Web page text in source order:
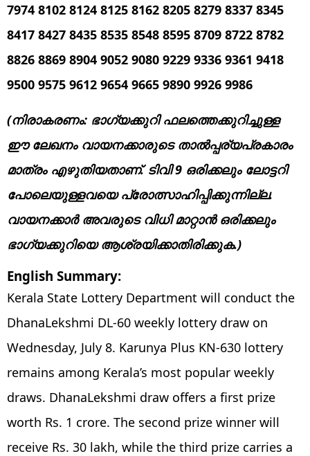
7974 8102 8124 8125 8162 8205 8279 8337 8345
8417 8427 8435 8535 8548 8595 8709 8722 8782
8826 8869 8904 9052 9080 9229 9336 9361 9418
9500 9575 9612 9654 9665 9890 9926 9986
(നിരാകരണം: ഭാഗ്യക്കുറി ഫലത്തെക്കുറിച്ചുള്ള
ഈ ലേഖനം വായനക്കാരുടെ താൽപ്പര്യപ്രകാരം
മാത്രം എഴുതിയതാണ്. ടിവി 9 ഒരിക്കലും ലോട്ടറി
പോലെയുള്ളവയെ പ്രോത്സാഹിപ്പിക്കുന്നില്ല.
വായനക്കാർ അവരുടെ വിധി മാറ്റാൻ ഒരിക്കലും
ഭാഗ്യക്കുറിയെ ആശ്രയിക്കാതിരിക്കുക.)
English Summary:
Kerala State Lottery Department will conduct the
DhanaLekshmi DL-60 weekly lottery draw on
Wednesday, July 8. Karunya Plus KN-630 lottery
remains among Kerala’s most popular weekly
draws. DhanaLekshmi draw offers a first prize
worth Rs. 1 crore. The second prize winner will
receive Rs. 30 lakh, while the third prize carries a